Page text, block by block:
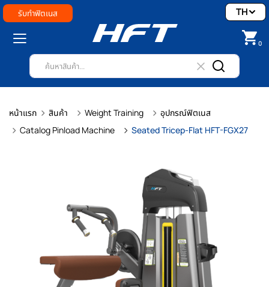
รับทำฟิตเนส
0
TH
หน้าแรก สินค้า Weight Training
อุปกรณ์ฟิตเนส
Catalog Pinload Machine
Seated Tricep-Flat HFT-FGX27